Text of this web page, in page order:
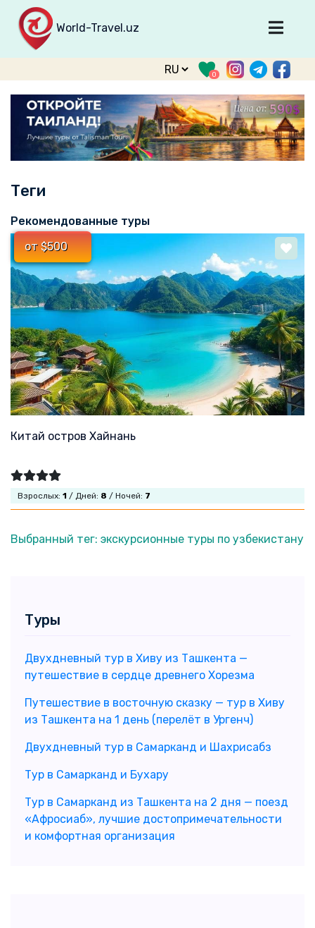
World-Travel.uz
Главная
Направления
Туры
Тур. фирмы
Табло прилета
Войти
Зарегистрироваться
support@world-travel.uz
0
Теги
Рекомендованные туры
от $500
Китай остров Хайнань
Взрослых: 1 / Дней: 8 / Ночей: 7
Выбранный тег: экскурсионные туры по узбекистану
Туры
Двухдневный тур в Хиву из Ташкента —
путешествие в сердце древнего Хорезма
Путешествие в восточную сказку — тур в Хиву
из Ташкента на 1 день (перелёт в Ургенч)
Двухдневный тур в Самарканд и Шахрисабз
Тур в Самарканд и Бухару
Тур в Самарканд из Ташкента на 2 дня — поезд
«Афросиаб», лучшие достопримечательности
и комфортная организация